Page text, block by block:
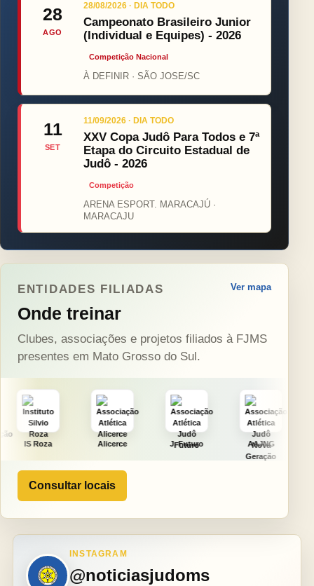
28
AGO
28/08/2026 · DIA TODO
Campeonato Brasileiro Junior
(Individual e Equipes) - 2026
Competição Nacional
À DEFINIR · SÃO JOSE/SC
11
SET
11/09/2026 · DIA TODO
XXV Copa Judô Para Todos e 7ª
Etapa do Circuito Estadual de
Judô - 2026
Competição
ARENA ESPORT. MARACAJÚ ·
MARACAJU
ENTIDADES FILIADAS
Onde treinar
Ver mapa
Clubes, associações e projetos filiados à FJMS
presentes em Mato Grosso do Sul.
Alicerce J. Futuro AAJNG TSURU
Consultar locais
INSTAGRAM
@noticiasjudoms